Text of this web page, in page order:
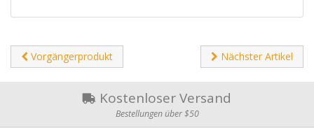
Vorgängerprodukt Nächster Artikel
Kostenloser Versand
Bestellungen über $50